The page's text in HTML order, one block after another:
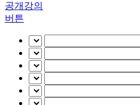
공개강의
버튼